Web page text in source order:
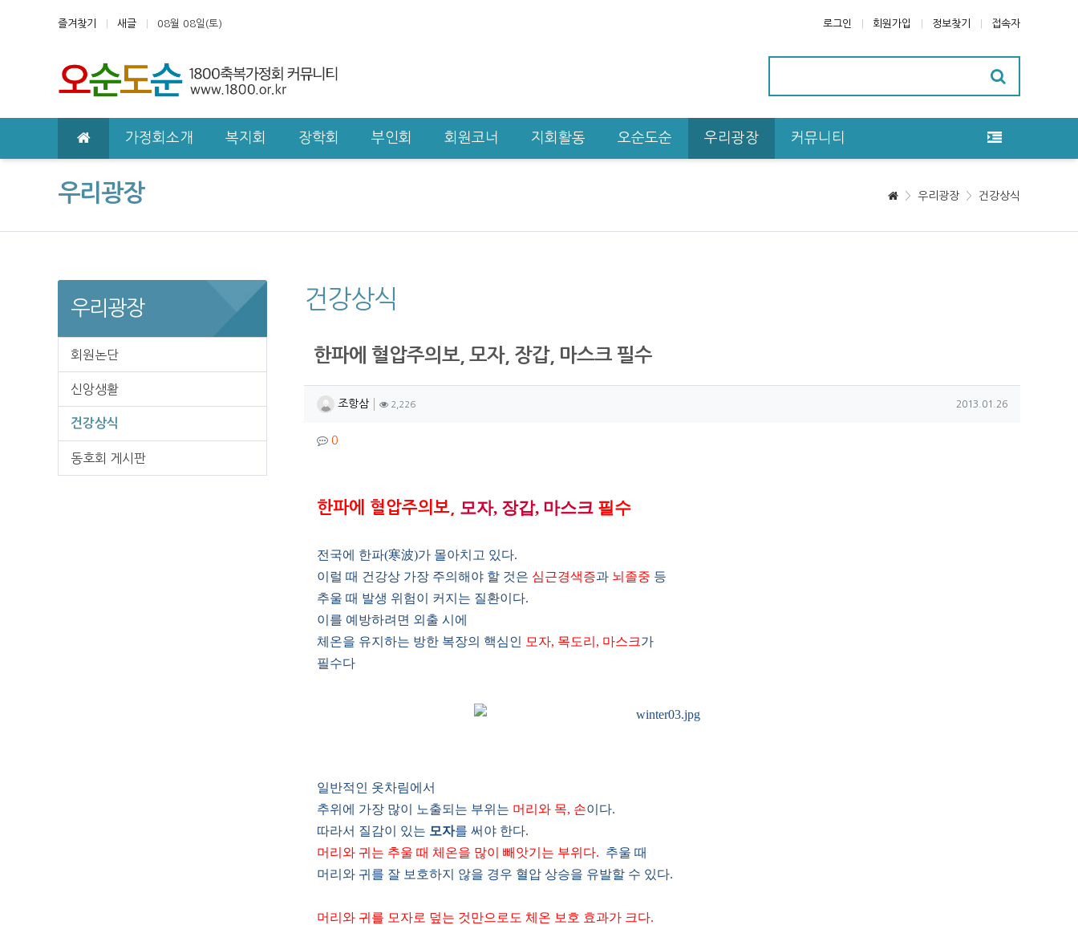
즐겨찾기 새글 08월 08일(토) 로그인 회원가입 정보찾기 접속자
메인 메뉴 가정회소개 복지회 장학회 부인회 회원코너 지회활동 오순도순 우리광장 커뮤니티
우리광장 우리광장 건강상식
건강상식
한파에 혈압주의보, 모자, 장갑, 마스크 필수
작성자 정보
조항삼작성2,226조회 작성일
2013.01.26
컨텐츠 정보
0댓글
본문
한파에 혈압주의보, 모자, 장갑, 마스크필수
전국에 한파(寒波)가 몰아치고 있다.
이럴 때 건강상 가장 주의해야 할 것은 심근경색증과 뇌졸중 등
추울 때 발생 위험이 커지는 질환이다.
이를 예방하려면 외출 시에
체온을 유지하는 방한 복장의 핵심인 모자, 목도리, 마스크가
필수다
일반적인 옷차림에서
추위에 가장 많이 노출되는 부위는 머리와 목, 손이다.
따라서 질감이 있는 모자를 써야 한다.
머리와 귀는 추울 때 체온을 많이 빼앗기는 부위다. 추울 때
머리와 귀를 잘 보호하지 않을 경우 혈압 상승을 유발할 수 있다.
머리와 귀를 모자로 덮는 것만으로도 체온 보호 효과가 크다.
우리광장
회원논단
신앙생활
건강상식
동호회 게시판